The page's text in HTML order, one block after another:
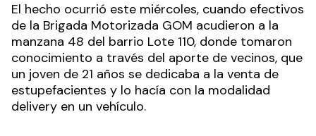
El hecho ocurrió este miércoles, cuando efectivos
de la Brigada Motorizada GOM acudieron a la
manzana 48 del barrio Lote 110, donde tomaron
conocimiento a través del aporte de vecinos, que
un joven de 21 años se dedicaba a la venta de
estupefacientes y lo hacía con la modalidad
delivery en un vehículo.